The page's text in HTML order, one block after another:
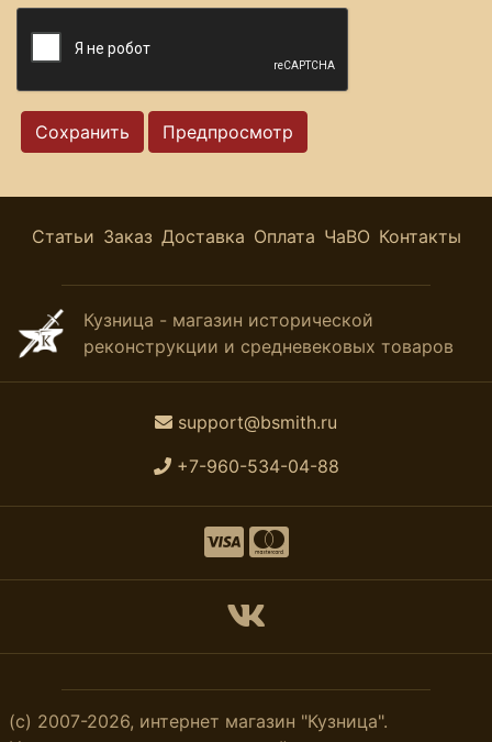
Статьи Заказ Доставка Оплата ЧаВО Контакты
Кузница - магазин исторической
реконструкции и средневековых товаров
support@bsmith.ru
+7-960-534-04-88
(с) 2007-2026, интернет магазин "Кузница".